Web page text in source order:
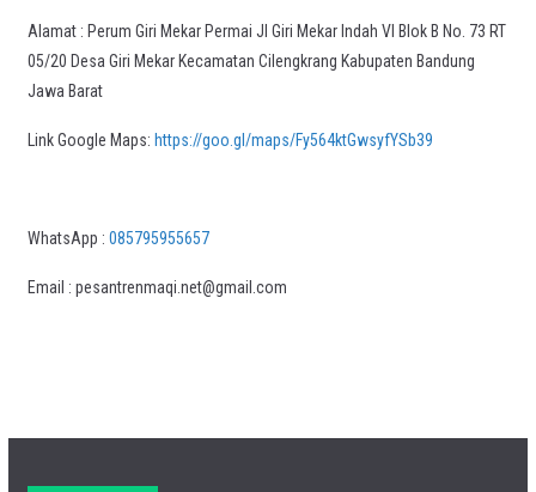
Alamat : Perum Giri Mekar Permai Jl Giri Mekar Indah VI Blok B No. 73 RT
05/20 Desa Giri Mekar Kecamatan Cilengkrang Kabupaten Bandung
Jawa Barat
Link Google Maps: https://goo.gl/maps/Fy564ktGwsyfYSb39
WhatsApp : 085795955657
Email : pesantrenmaqi.net@gmail.com